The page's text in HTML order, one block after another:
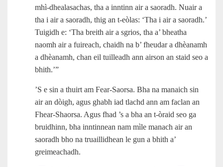
mhì‑dhealasachas, tha a inntinn air a saoradh. Nuair a
tha i air a saoradh, thig an t‑eòlas: ‘Tha i air a saoradh.’
Tuigidh e: ‘Tha breith air a sgrios, tha a’ bheatha
naomh air a fuireach, chaidh na b’ fheudar a dhèanamh
a dhèanamh, chan eil tuilleadh ann airson an staid seo a
bhith.’”
’S e sin a thuirt am Fear-Saorsa. Bha na manaich sin
air an dòigh, agus ghabh iad tlachd ann am faclan an
Fhear-Shaorsa. Agus fhad ’s a bha an t‑òraid seo ga
bruidhinn, bha inntinnean nam mìle manach air an
saoradh bho na truaillidhean le gun a bhith a’
greimeachadh.